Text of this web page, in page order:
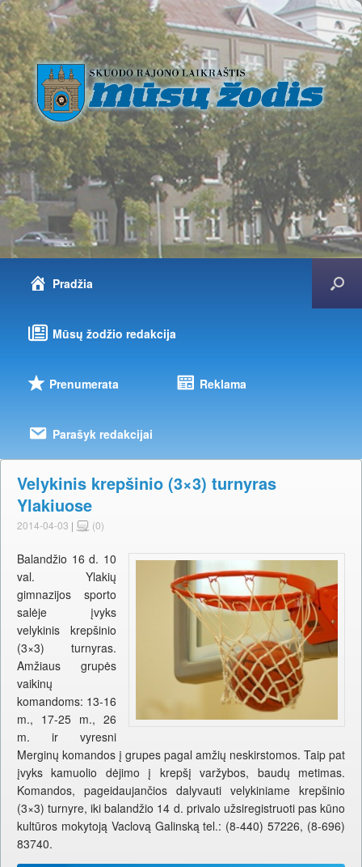
Pradžia
Mūsų žodžio redakcija
Prenumerata Reklama
Parašyk redakcijai
Velykinis krepšinio (3×3) turnyras
Ylakiuose
2014-04-03 | (0)
Balandžio 16 d. 10
val. Ylakių
gimnazijos sporto
salėje įvyks
velykinis krepšinio
(3×3) turnyras.
Amžiaus grupės
vaikinų
komandoms: 13-16
m., 17-25 m., 26
m. ir vyresni
Merginų komandos į grupes pagal amžių neskirstomos. Taip pat
įvyks kamuolio dėjimo į krepšį varžybos, baudų metimas.
Komandos, pageidaujančios dalyvauti velykiniame krepšinio
(3×3) turnyre, iki balandžio 14 d. privalo užsiregistruoti pas kūno
kultūros mokytoją Vaclovą Galinską tel.: (8-440) 57226, (8-696)
83740.